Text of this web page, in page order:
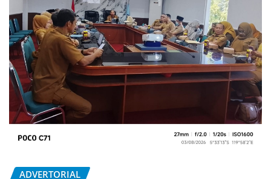
ADVERTORIAL